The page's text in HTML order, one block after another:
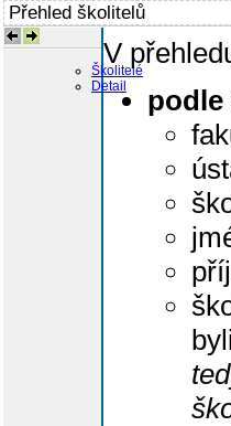
Školitelé
Detail
V